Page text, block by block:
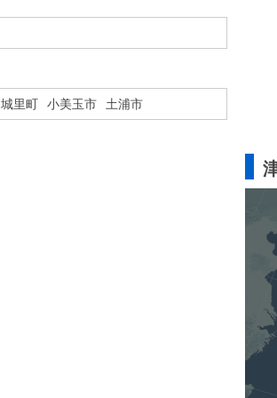
城里町 小美玉市 土浦市